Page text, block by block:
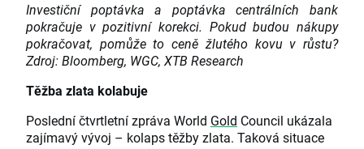
Investiční poptávka a poptávka centrálních bank
pokračuje v pozitivní korekci. Pokud budou nákupy
pokračovat, pomůže to ceně žlutého kovu v růstu?
Zdroj: Bloomberg, WGC, XTB Research
Těžba zlata kolabuje
Poslední čtvrtletní zpráva World Gold Council ukázala
zajímavý vývoj – kolaps těžby zlata. Taková situace